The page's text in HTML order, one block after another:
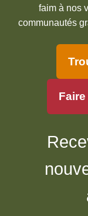
faim à nos
communautés